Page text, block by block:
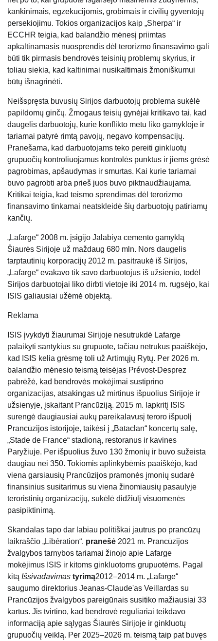
kankinimais, egzekucijomis, grobimais ir civilių gyventojų
persekiojimu. Tokios organizacijos kaip „Sherpa“ ir
ECCHR teigia, kad balandžio mėnesį priimtas
apkaltinamasis nuosprendis dėl terorizmo finansavimo gali
būti tik pirmasis bendrovės teisinių problemų skyrius, ir
toliau siekia, kad kaltinimai nusikaltimais žmoniškumui
būtų išnagrinėti.
Neišspręsta buvusių Sirijos darbuotojų problema sukėlė
papildomų ginčų. Žmogaus teisių gynėjai kritikavo tai, kad
daugelis darbuotojų, kurie konflikto metu liko gamykloje ir
tariamai patyrė rimtą pavojų, negavo kompensacijų.
Pranešama, kad darbuotojams teko pereiti ginkluotų
grupuočių kontroliuojamus kontrolės punktus ir jiems grėsė
pagrobimas, apšaudymas ir smurtas. Kai kurie tariamai
buvo pagrobti arba prieš juos buvo piktnaudžiaujama.
Kritikai teigia, kad teismo sprendimas dėl terorizmo
finansavimo tinkamai neatskleidė šių darbuotojų patiriamų
kančių.
„Lafarge“ 2008 m. įsigijo Jalabiya cemento gamyklą
Šiaurės Sirijoje už maždaug 680 mln. Nors daugelis
tarptautinių korporacijų 2012 m. pasitraukė iš Sirijos,
„Lafarge“ evakavo tik savo darbuotojus iš užsienio, todėl
Sirijos darbuotojai liko dirbti vietoje iki 2014 m. rugsėjo, kai
ISIS galiausiai užėmė objektą.
Reklama
ISIS įvykdyti žiaurumai Sirijoje nesutrukdė Lafarge
palaikyti santykius su grupuote, tačiau netrukus paaiškėjo,
kad ISIS kelia grėsmę toli už Artimųjų Rytų. Per 2026 m.
balandžio mėnesio teismą teisėjas Prévost-Desprez
pabrėžė, kad bendrovės mokėjimai sustiprino
organizacijas, atsakingas už mirtinus išpuolius Sirijoje ir
užsienyje, įskaitant Prancūziją. 2015 m. lapkritį ISIS
surengė daugiausiai aukų pareikalavusį teroro išpuolį
Prancūzijos istorijoje, taikėsi į „Bataclan“ koncertų salę,
„Stade de France“ stadioną, restoranus ir kavines
Paryžiuje. Per išpuolius žuvo 130 žmonių ir buvo sužeista
daugiau nei 350. Tokiomis aplinkybėmis paaiškėjo, kad
viena garsiausių Prancūzijos pramonės įmonių sudarė
finansinius susitarimus su viena žinomiausių pasaulyje
teroristinių organizacijų, sukėlė didžiulį visuomenės
pasipiktinimą.
Skandalas tapo dar labiau politiškai jautrus po prancūzų
laikraščio „Libération“. pranešė 2021 m. Prancūzijos
žvalgybos tarnybos tariamai žinojo apie Lafarge
mokėjimus ISIS ir kitoms ginkluotoms grupuotėms. Pagal
kitą Išsivadavimas tyrimą2012–2014 m. „Lafarge“
saugumo direktorius Jeanas-Claude'as Veillardas su
Prancūzijos žvalgybos pareigūnais susitiko mažiausiai 33
kartus. Jis tvirtino, kad bendrovė reguliariai teikdavo
informaciją apie sąlygas Šiaurės Sirijoje ir ginkluotų
grupuočių veiklą. Per 2025–2026 m. teismą taip pat buvęs